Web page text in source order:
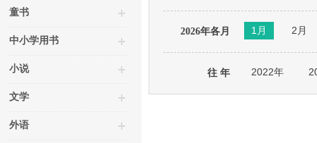
童书
中小学用书
小说
文学
外语
2026年各月 1月 2月
往 年 2022年